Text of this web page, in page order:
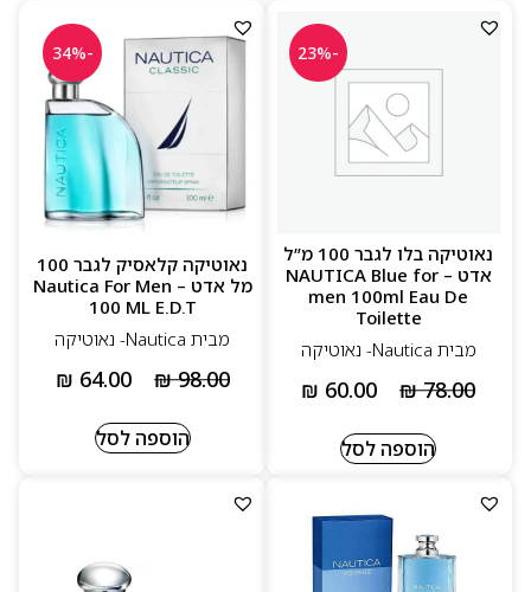
-23%
נאוטיקה בלו לגבר 100 מ”ל
אדט – NAUTICA Blue for
men 100ml Eau De
Toilette
מבית Nautica‏- נאוטיקה
₪78.00
₪ 60.00
הוספה לסל
-34%
נאוטיקה קלאסיק לגבר 100
מל אדט – Nautica For Men
100 ML E.D.T
מבית Nautica‏- נאוטיקה
₪98.00
₪ 64.00
הוספה לסל